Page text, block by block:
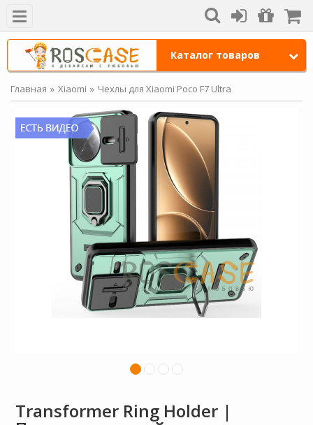
Каталог товаров
Главная Xiaomi Чехлы для Xiaomi Poco F7 Ultra
Transformer Ring Holder |